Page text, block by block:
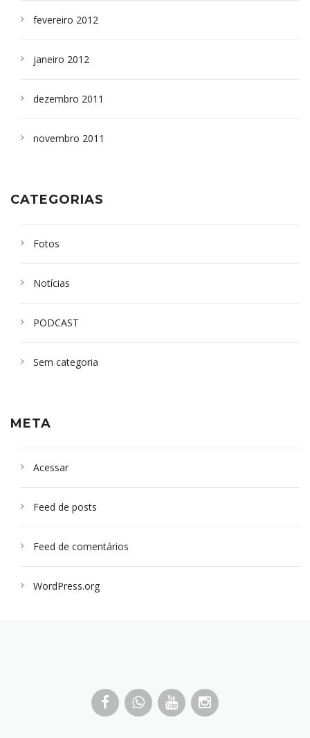
fevereiro 2012
janeiro 2012
dezembro 2011
novembro 2011
CATEGORIAS
Fotos
Notícias
PODCAST
Sem categoria
META
Acessar
Feed de posts
Feed de comentários
WordPress.org